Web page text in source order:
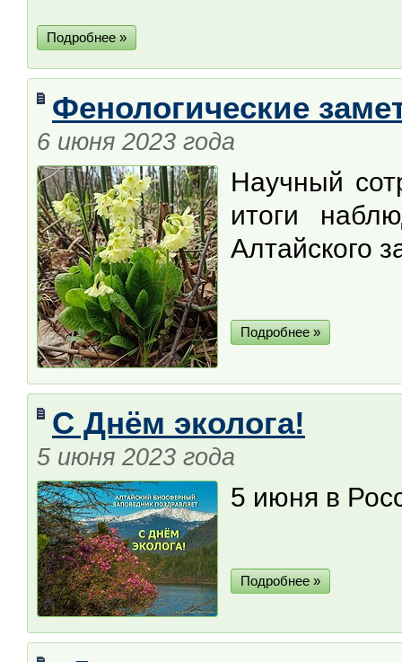
Подробнее »
Фенологические
6 июня 2023 года
Научный
итоги
Алтайского
Подробнее »
С Днём эколога!
5 июня 2023 года
5 июня в
Подробнее »